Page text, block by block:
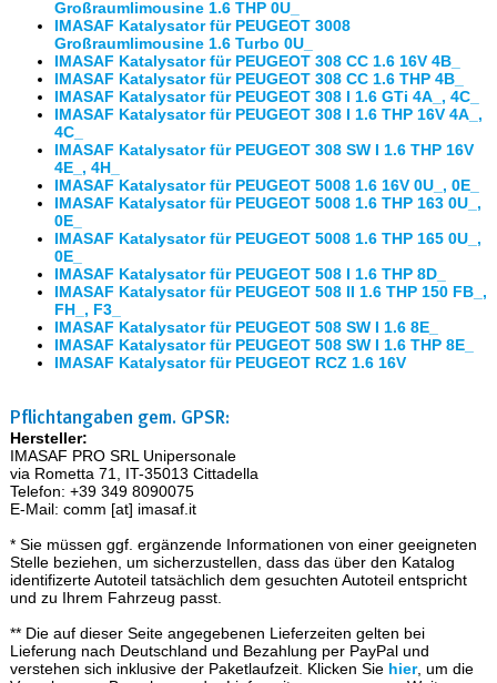
Großraumlimousine 1.6 THP 0U_
IMASAF Katalysator für PEUGEOT 3008
Großraumlimousine 1.6 Turbo 0U_
IMASAF Katalysator für PEUGEOT 308 CC 1.6 16V 4B_
IMASAF Katalysator für PEUGEOT 308 CC 1.6 THP 4B_
IMASAF Katalysator für PEUGEOT 308 I 1.6 GTi 4A_, 4C_
IMASAF Katalysator für PEUGEOT 308 I 1.6 THP 16V 4A_,
4C_
IMASAF Katalysator für PEUGEOT 308 SW I 1.6 THP 16V
4E_, 4H_
IMASAF Katalysator für PEUGEOT 5008 1.6 16V 0U_, 0E_
IMASAF Katalysator für PEUGEOT 5008 1.6 THP 163 0U_,
0E_
IMASAF Katalysator für PEUGEOT 5008 1.6 THP 165 0U_,
0E_
IMASAF Katalysator für PEUGEOT 508 I 1.6 THP 8D_
IMASAF Katalysator für PEUGEOT 508 II 1.6 THP 150 FB_,
FH_, F3_
IMASAF Katalysator für PEUGEOT 508 SW I 1.6 8E_
IMASAF Katalysator für PEUGEOT 508 SW I 1.6 THP 8E_
IMASAF Katalysator für PEUGEOT RCZ 1.6 16V
Pflichtangaben gem. GPSR:
Hersteller:
IMASAF PRO SRL Unipersonale
via Rometta 71, IT-35013 Cittadella
Telefon: +39 349 8090075
E-Mail: comm [at] imasaf.it
* Sie müssen ggf. ergänzende Informationen von einer geeigneten
Stelle beziehen, um sicherzustellen, dass das über den Katalog
identifizerte Autoteil tatsächlich dem gesuchten Autoteil entspricht
und zu Ihrem Fahrzeug passt.
** Die auf dieser Seite angegebenen Lieferzeiten gelten bei
Lieferung nach Deutschland und Bezahlung per PayPal und
verstehen sich inklusive der Paketlaufzeit. Klicken Sie hier, um die